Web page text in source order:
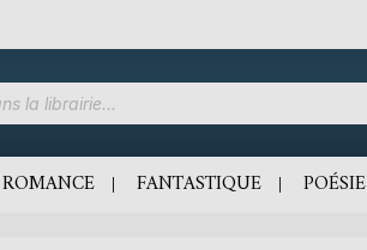
ROMANCE FANTASTIQUE POÉSIE